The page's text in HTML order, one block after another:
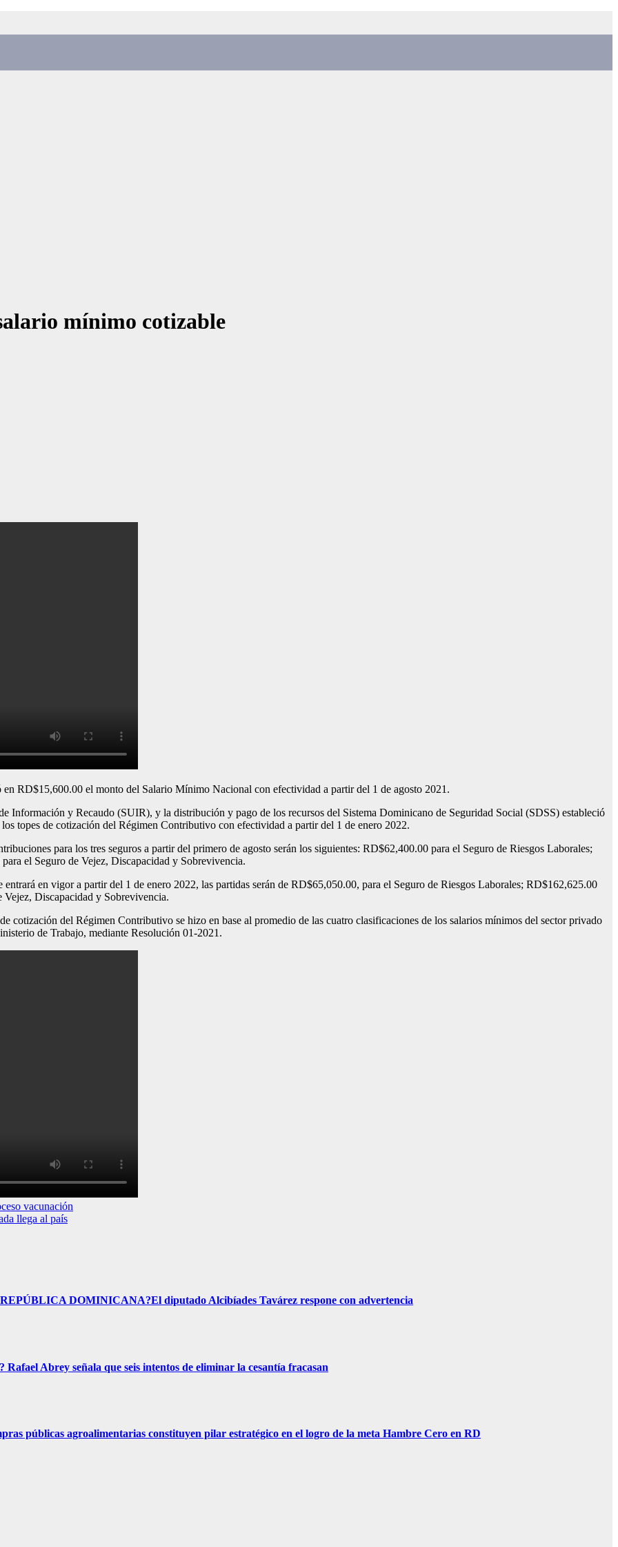
mínimo cotizable
RD$15,600.00 el monto del Salario Mínimo Nacional con efectividad a partir del 1 de agosto 2021.
Información y Recaudo (SUIR), y la distribución y pago de los recursos del Sistema Dominicano de Seguridad Social (SDSS) estableció
topes de cotización del Régimen Contributivo con efectividad a partir del 1 de enero 2022.
para los tres seguros a partir del primero de agosto serán los siguientes: RD$62,400.00 para el Seguro de Riesgos Laborales;
el Seguro de Vejez, Discapacidad y Sobrevivencia.
en vigor a partir del 1 de enero 2022, las partidas serán de RD$65,050.00, para el Seguro de Riesgos Laborales; RD$162,625.00
Discapacidad y Sobrevivencia.
cotización del Régimen Contributivo se hizo en base al promedio de las cuatro clasificaciones de los salarios mínimos del sector privado
de Trabajo, mediante Resolución 01-2021.
vacunación
llega al país
DOMINICANA?El diputado Alcibíades Tavárez respone con advertencia
Abrey señala que seis intentos de eliminar la cesantía fracasan
públicas agroalimentarias constituyen pilar estratégico en el logro de la meta Hambre Cero en RD